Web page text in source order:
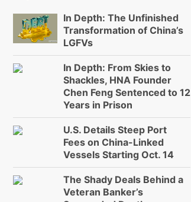
In Depth: The Unfinished
Transformation of China’s
LGFVs
In Depth: From Skies to
Shackles, HNA Founder
Chen Feng Sentenced to 12
Years in Prison
U.S. Details Steep Port
Fees on China-Linked
Vessels Starting Oct. 14
The Shady Deals Behind a
Veteran Banker’s